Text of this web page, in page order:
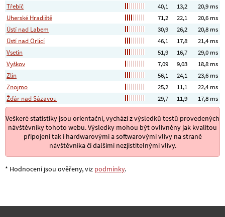
Třebíč
40,1 13,2
20,9 ms
Uherské Hradiště
71,2 22,1
20,6 ms
Ústí nad Labem
30,9 26,2
20,8 ms
Ústí nad Orlicí
46,1 17,8
21,4 ms
Vsetín
51,9 16,7
29,0 ms
Vyškov
7,09 9,03
18,8 ms
Zlín
56,1 24,1
23,6 ms
Znojmo
25,2 11,1
22,4 ms
Žďár nad Sázavou
29,7 11,9 17,8 ms
Veškeré statistiky jsou orientační, vychází z výsledků testů provedených
návštěvníky tohoto webu. Výsledky mohou být ovlivněny jak kvalitou
připojení tak i hardwarovými a softwarovými vlivy na straně
návštěvníka či dalšími nezjistitelnými vlivy.
* Hodnocení jsou ověřeny, viz podmínky.